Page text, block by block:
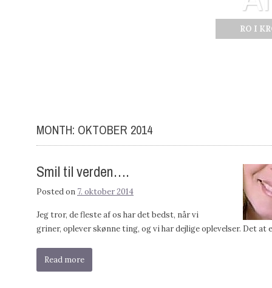
RO I
MONTH: OKTOBER 2014
Smil til verden….
Posted on 7. oktober 2014
Jeg tror, de fleste af os har det bedst, når vi
griner, oplever skønne ting, og vi har dejlige oplevelser. Det at
Read more